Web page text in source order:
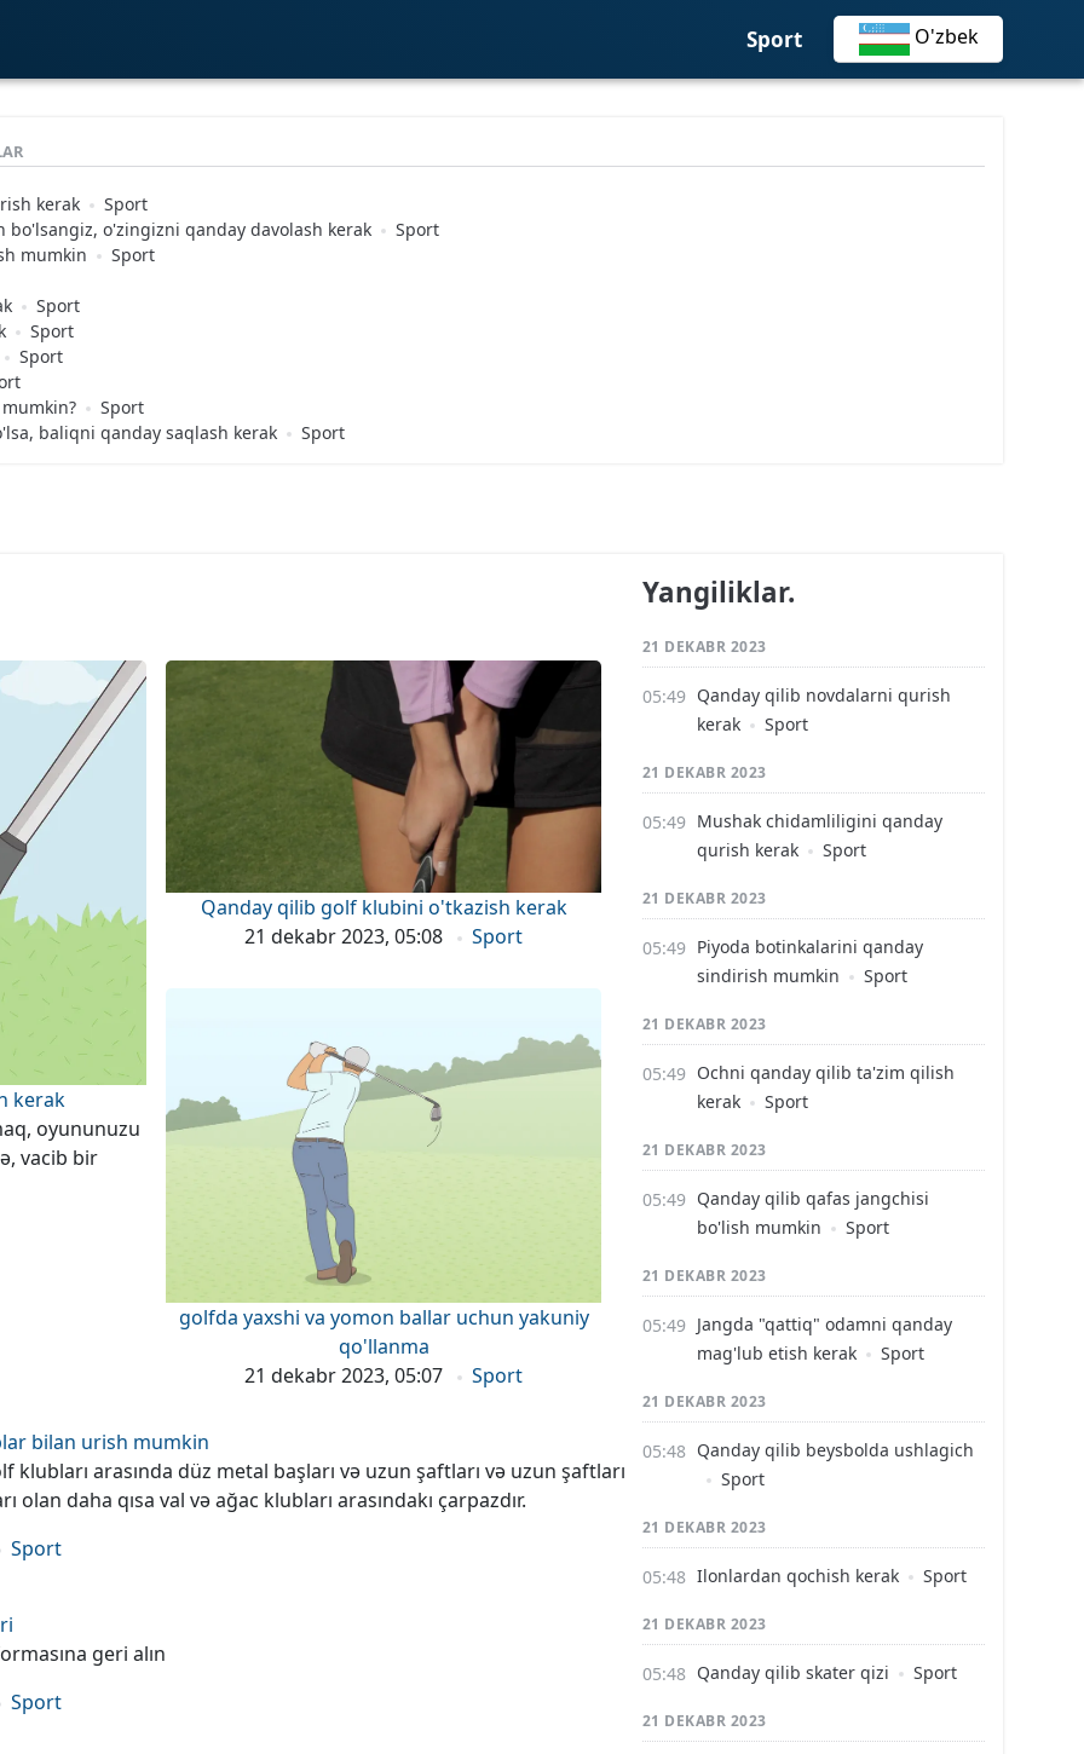
Sport О'zbek
kerak
Sport
o'zingizni qanday davolash kerak
Sport
mumkin
Sport
Sport
Sport
Sport
Sport
baliqni qanday saqlash kerak
Sport
kerak
oyununuzu
vacib bir
Qanday qilib golf klubini o'tkazish kerak
21 dekabr 2023, 05:08
Sport
golfda yaxshi va yomon ballar uchun yakuniy
qo'llanma
21 dekabr 2023, 05:07
Sport
bilan urish mumkin
arasında düz metal başları və uzun şaftları və uzun şaftları
olan daha qısa val və ağac klubları arasındakı çarpazdır.
Sport
geri alın
Sport
Yangiliklar.
21 DEKABR 2023
Qanday qilib novdalarni qurish
kerak
Sport
21 DEKABR 2023
Mushak chidamliligini qanday
qurish kerak
Sport
21 DEKABR 2023
Piyoda botinkalarini qanday
sindirish mumkin
Sport
21 DEKABR 2023
Ochni qanday qilib ta'zim qilish
kerak
Sport
21 DEKABR 2023
Qanday qilib qafas jangchisi
bo'lish mumkin
Sport
21 DEKABR 2023
Jangda "qattiq" odamni qanday
mag'lub etish kerak
Sport
21 DEKABR 2023
Qanday qilib beysbolda ushlagich
Sport
21 DEKABR 2023
Ilonlardan qochish kerak Sport
21 DEKABR 2023
Qanday qilib skater qizi Sport
21 DEKABR 2023